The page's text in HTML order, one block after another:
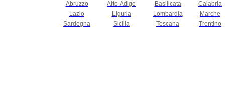
Abruzzo Alto-Adige Basilicata
Calabria
Lazio
Liguria Lombardia
Marche
Sardegna
Sicilia Toscana Trentino